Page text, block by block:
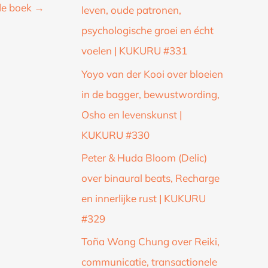
boek →
leven, oude patronen,
psychologische groei en écht
voelen | KUKURU #331
Yoyo van der Kooi over bloeien
in de bagger, bewustwording,
Osho en levenskunst |
KUKURU #330
Peter & Huda Bloom (Delic)
over binaural beats, Recharge
en innerlijke rust | KUKURU
#329
Toña Wong Chung over Reiki,
communicatie, transactionele